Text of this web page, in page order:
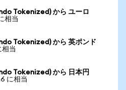
Tokenized) から ユーロ
相当
Tokenized) から 英ポンド
相当
Tokenized) から 日本円
に相当